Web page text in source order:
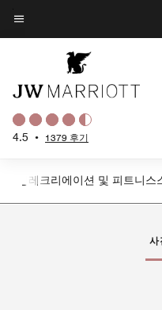
Skip
to메뉴 텍스트
4.5 • 1379 후기
왼쪽 화살표
레크리에이션 및 피트니스
사